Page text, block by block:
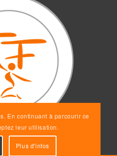
En continuant à parcourir ce
leur utilisation.
Plus d'infos